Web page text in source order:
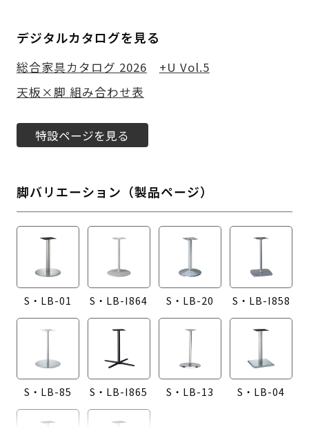
デジタルカタログを見る
総合家具カタログ 2026
+U Vol.5
天板×脚 組み合わせ表
特設ページを見る
脚バリエーション（製品ページ）
S・LB-01 S・LB-I864 S・LB-20 S・LB-I858
S・LB-85 S・LB-I865 S・LB-13 S・LB-04